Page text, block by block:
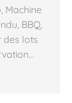
Machine
BBQ,
des lots